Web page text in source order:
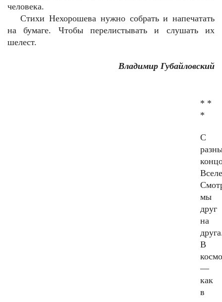
человека.
Стихи Нехорошева нужно собрать и напечатать
на бумаге. Чтобы перелистывать и слушать их
шелест.
Владимир Губайловский
* *
*
С
мы
друг
на
В
—
как
в